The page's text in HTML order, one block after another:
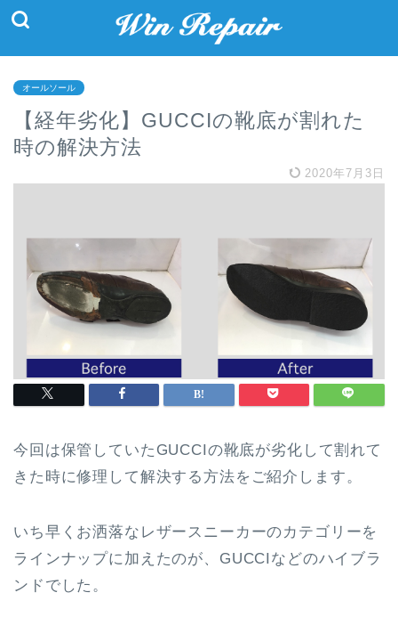
オールソール
【経年劣化】GUCCIの靴底が割れた
時の解決方法
2020年7月3日
今回は保管していたGUCCIの靴底が劣化して割れて
きた時に修理して解決する方法をご紹介します。
いち早くお洒落なレザースニーカーのカテゴリーを
ラインナップに加えたのが、GUCCIなどのハイブラ
ンドでした。